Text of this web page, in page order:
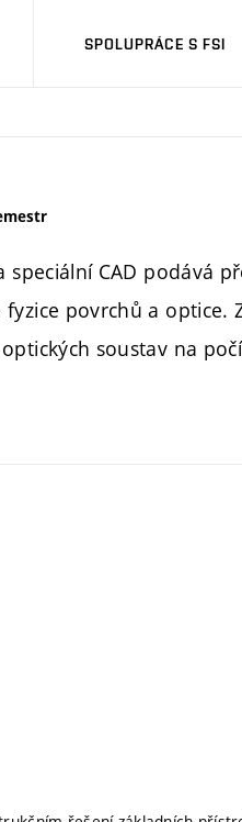
SPOLUPRÁCE S FSI
CAD podává
povrchů a optice.
soustav na